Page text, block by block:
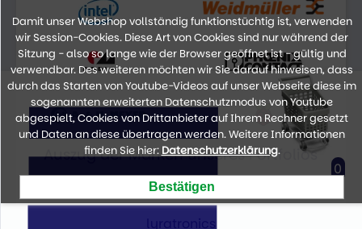
Auszug der Marken unseres Portfolios
Damit unser Webshop vollständig funktionstüchtig ist, verwenden
wir Session-Cookies. Diese Art von Cookies sind nur während der
Sitzung - also so lange wie der Browser geöffnet ist - gültig und
verwendbar. Des weiteren möchten wir Sie darauf hinweisen, dass
durch das Starten von Youtube-Videos auf unser Webseite diese im
sogenannten erweiterten Datenschutzmodus von Youtube
abgespielt, Cookies von Drittanbieter auf Ihrem Rechner gesetzt
und Daten an diese übertragen werden. Weitere Informationen
finden Sie hier: Datenschutzerklärung.
0